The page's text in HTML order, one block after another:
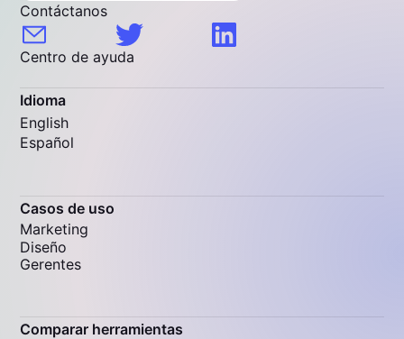
Contáctanos
Centro de ayuda
Idioma
English
Español
Casos de uso
Marketing
Diseño
Gerentes
Comparar herramientas